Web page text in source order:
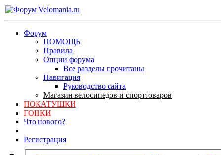
Форум
ПОМОЩЬ
Правила
Опции форума
Все разделы прочитаны
Навигация
Руководство сайта
Магазин велосипедов и спорттоваров
ПОКАТУШКИ
ГОНКИ
Что нового?
Регистрация